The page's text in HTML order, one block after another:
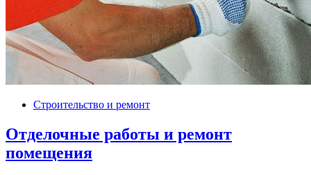
Строительство и ремонт
Отделочные работы и ремонт
помещения